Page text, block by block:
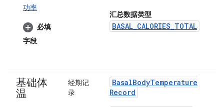
功率
必填
字段
汇总数据类型
BASAL_CALORIES_TOTAL
基础体
温
经期记
录
BasalBodyTemperature
Record